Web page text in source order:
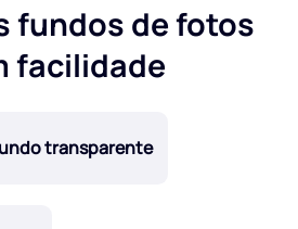
fundos de fotos
facilidade
transparente